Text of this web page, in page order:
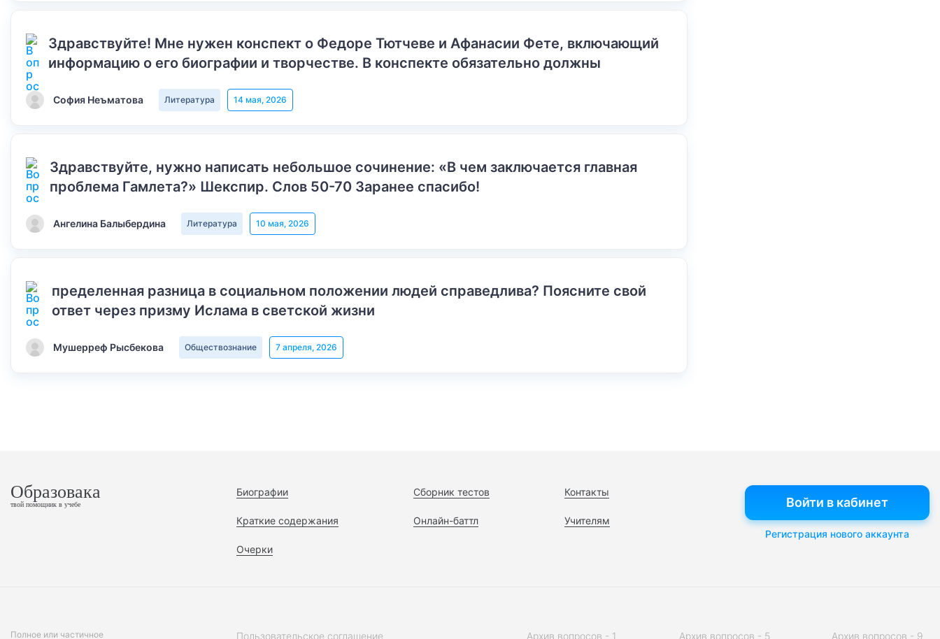
Здравствуйте! Мне нужен конспект о Федоре Тютчеве и Афанасии Фете, включающий
информацию о его биографии и творчестве. В конспекте обязательно должны
София Неъматова Литература 14 мая, 2026
Здравствуйте, нужно написать небольшое сочинение: «В чем заключается главная
проблема Гамлета?» Шекспир. Слов 50-70 Заранее спасибо!
Ангелина Балыбердина Литература 10 мая, 2026
пределенная разница в социальном положении людей справедлива? Поясните свой
ответ через призму Ислама в светской жизни
Мушерреф Рысбекова Обществознание 7 апреля, 2026
Образовака
твой помощник в учебе
Биографии
Краткие содержания
Очерки
Сборник тестов
Онлайн-баттл
Контакты
Учителям
Войти в кабинет
Регистрация нового аккаунта
Полное или частичное Пользовательское соглашение Архив вопросов - 1 Архив вопросов - 5 Архив вопросов - 9